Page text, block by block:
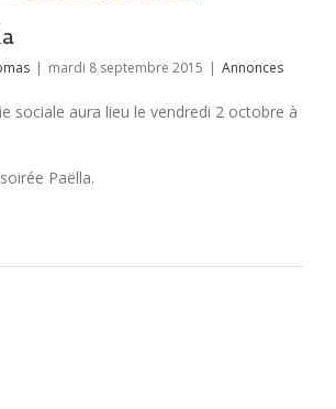
| mardi 8 septembre 2015 | Annonces
sociale aura lieu le vendredi 2 octobre à
Paëlla.